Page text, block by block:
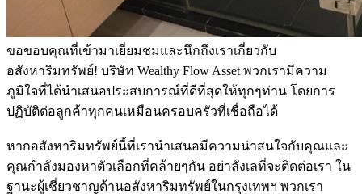
ขอขอบคุณที่เข้ามาเยี่ยมชมและนึกถึงเราเกี่ยวกับ
อสังหาริมทรัพย์! บริษัท Wealthy Flow Asset พวกเรามีความ
ภูมิใจที่ได้นำเสนอประสบการณ์ที่ดีที่สุดให้ทุกๆท่าน โดยการ
ปฏิบัติต่อลูกค้าทุกคนเหมือนครอบครัวที่เชื่อถือได้
หากอสังหาริมทรัพย์นี้ที่เรานำเสนอมีความน่าสนใจกับคุณและ
คุณกำลังมองหาตัวเลือกที่คล้ายๆกัน อย่าลังเลที่จะติดต่อเรา ใน
ฐานะผู้เชี่ยวชาญด้านอสังหาริมทรัพย์ในกรุงเทพฯ พวกเรา